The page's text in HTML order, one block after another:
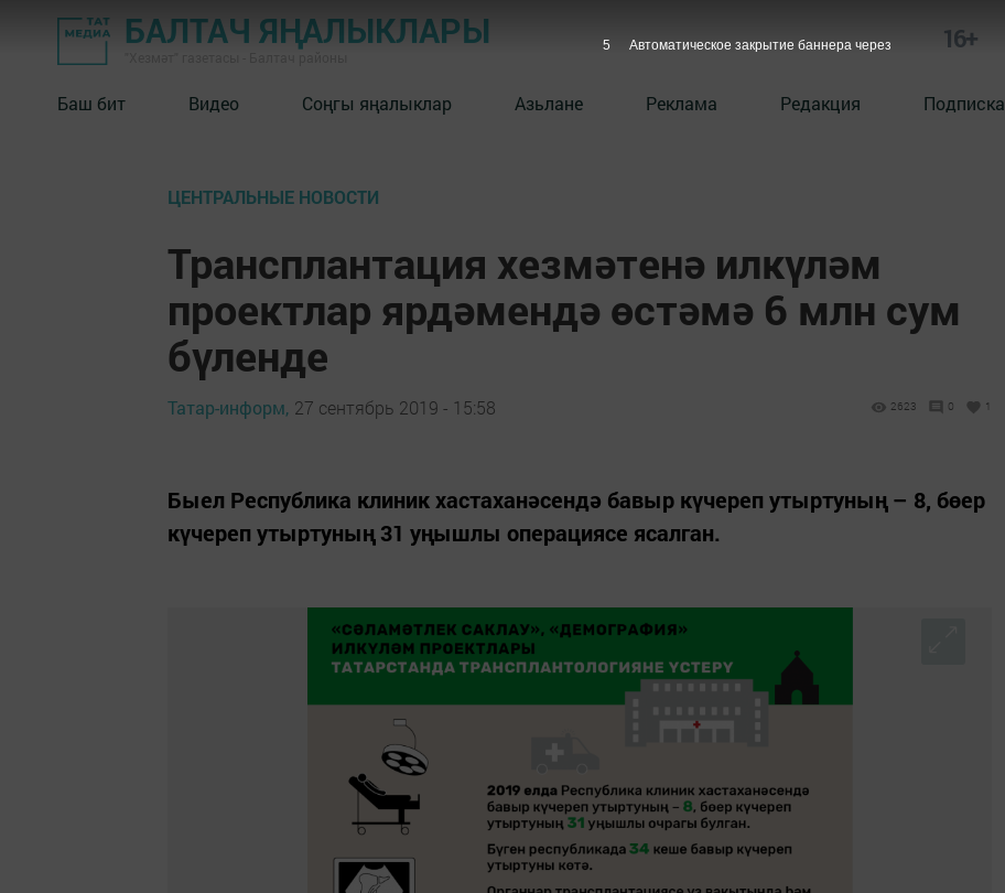
БАЛТАЧ ЯҢАЛЫКЛАРЫ 16+
Баш бит Видео Соңгы яңалыклар Азьлане Реклама Редакция Подписка
ЦЕНТРАЛЬНЫЕ НОВОСТИ
Трансплантация хезмәтенә илкүләм
проектлар ярдәмендә өстәмә 6 млн сум
бүленде
Татар-информ, 27 сентябрь 2019 - 15:58 2623 0 1
Быел Республика клиник хастаханәсендә бавыр күчереп утыртуның – 8, бөер
күчереп утыртуның 31 уңышлы операциясе ясалган.
4 Автоматическое закрытие баннера через